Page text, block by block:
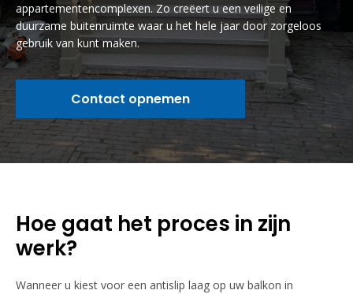
appartementencomplexen. Zo creëert u een veilige en
duurzame buitenruimte waar u het hele jaar door zorgeloos
gebruik van kunt maken.
Contact opnemen
Hoe gaat het proces in zijn
werk?
Wanneer u kiest voor een antislip laag op uw balkon in